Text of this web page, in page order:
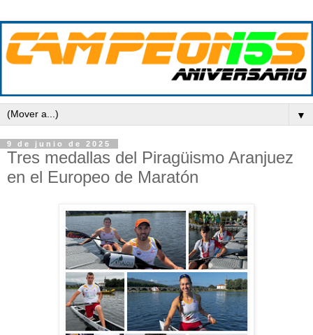
▼
9 de junio de 2025
Tres medallas del Piragüismo Aranjuez
en el Europeo de Maratón